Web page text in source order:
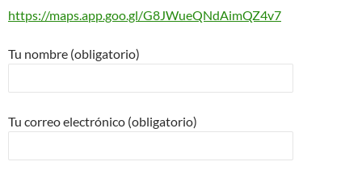
https://maps.app.goo.gl/G8JWueQNdAimQZ4v7
Tu nombre (obligatorio)
Tu correo electrónico (obligatorio)